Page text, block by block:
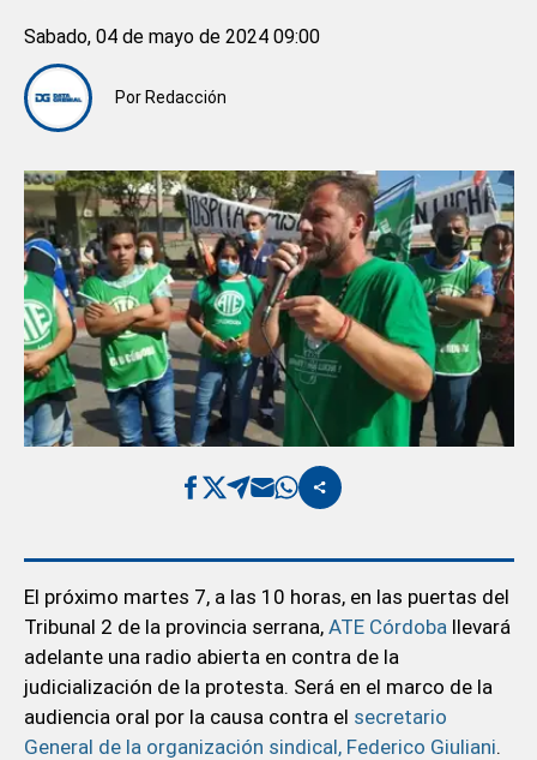
Por Redacción
Sabado, 04 de mayo de 2024 09:00
El próximo martes 7, a las 10 horas, en las puertas del
Tribunal 2 de la provincia serrana, ATE Córdoba llevará
adelante una radio abierta en contra de la
judicialización de la protesta. Será en el marco de la
audiencia oral por la causa contra el secretario
General de la organización sindical, Federico Giuliani.